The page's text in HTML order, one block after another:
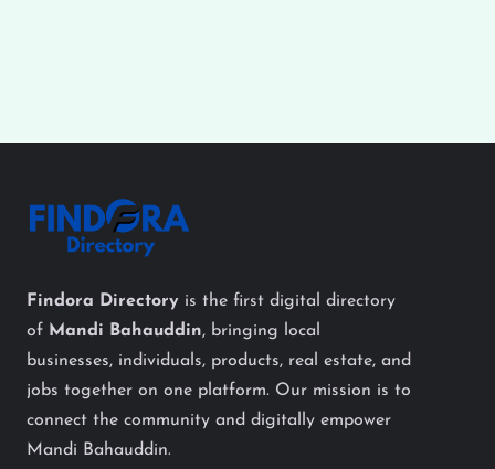
Findora Directory is the first digital directory
of Mandi Bahauddin, bringing local
businesses, individuals, products, real estate, and
jobs together on one platform. Our mission is to
connect the community and digitally empower
Mandi Bahauddin.